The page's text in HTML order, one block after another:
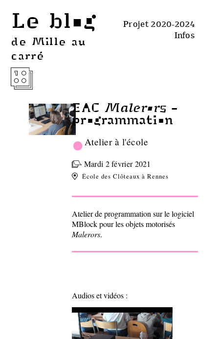
Le blog
de Mille au
carré
Projet 2020-2024
Infos
EAC Malerors -
programmation
• Atelier à l'école
Mardi 2 février 2021
École des Clôteaux à Rennes
Atelier de programmation sur le logiciel
MBlock pour les objets motorisés
Malerors.
Audios et vidéos :